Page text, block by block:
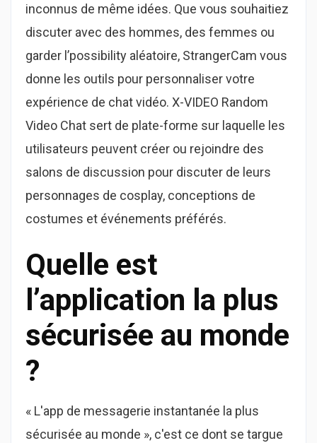
inconnus de même idées. Que vous souhaitiez
discuter avec des hommes, des femmes ou
garder l’possibility aléatoire, StrangerCam vous
donne les outils pour personnaliser votre
expérience de chat vidéo. X-VIDEO Random
Video Chat sert de plate-forme sur laquelle les
utilisateurs peuvent créer ou rejoindre des
salons de discussion pour discuter de leurs
personnages de cosplay, conceptions de
costumes et événements préférés.
Quelle est
l’application la plus
sécurisée au monde
?
« L'app de messagerie instantanée la plus
sécurisée au monde », c'est ce dont se targue